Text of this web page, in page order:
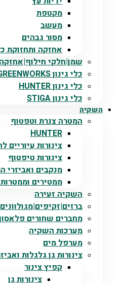
מקטפת
מעשב
מסור גבהים
אחזקה ותחזוקת
שמן|חלקי
כלי גינון GREENWORKS
כלי גינון HUNTER
כלי גינון STIGA
השקיה
המטרה צנרת וטפטוף
HUNTER
צינורות עיוריים
צינורות טיפטוף
מנקבים ואביזרי
ממטירים
השקיה זעירה
ברזים|זקיפים|מגולוונים
מחברים שחורים
מערכות השקיה
מערפל מים
צינורות גן גלגלות
קפיץ צינור
צינורות גן